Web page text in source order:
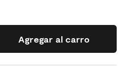
Agregar al carro